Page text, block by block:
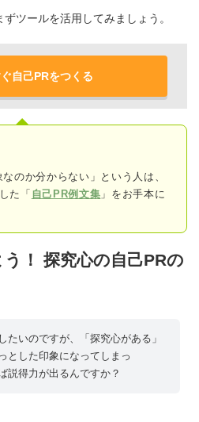
ツールを活用してみましょう。
自己PRをつくる
のか分からない」という人は、
た「 自己PR例文集 」をお手本に
！ 探究心の自己PRの
たいのですが、「探究心がある」
とした印象になってしまっ
得力が出るんですか？